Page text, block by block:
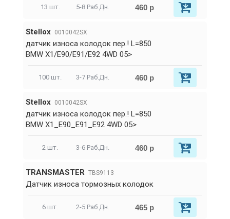
13 шт. 5-8 Раб.Дн. 460 р
Stellox 0010042SX
датчик износа колодок пер.! L=850
BMW X1/E90/E91/E92 4WD 05>
100 шт. 3-7 Раб.Дн. 460 р
Stellox 0010042SX
датчик износа колодок пер.! L=850
BMW X1_E90_E91_E92 4WD 05>
2 шт. 3-6 Раб.Дн. 460 р
TRANSMASTER TBS9113
Датчик износа тормозных колодок
6 шт. 2-5 Раб.Дн. 465 р